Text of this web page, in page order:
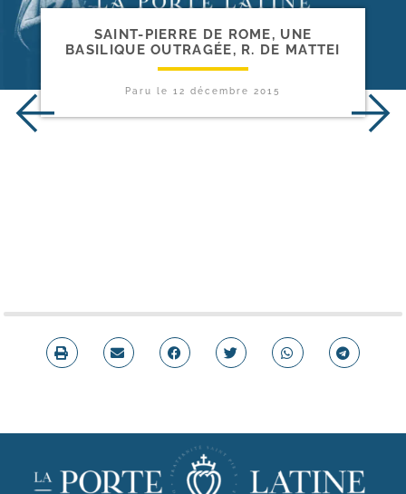
SAINT-​PIERRE DE ROME, UNE
BASILIQUE OUTRAGÉE, R. DE MATTEI
Paru le12 décembre 2015